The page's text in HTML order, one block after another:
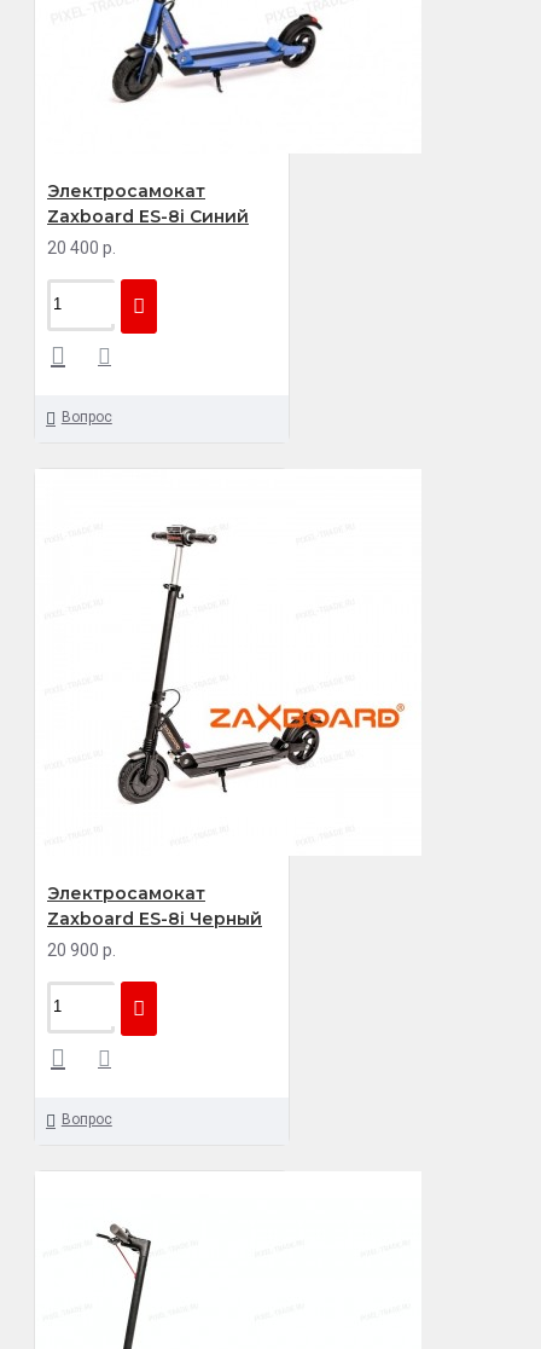
Электросамокат
Zaxboard ES-8i Синий
20 400 р.
Вопрос
Электросамокат
Zaxboard ES-8i Черный
20 900 р.
Вопрос